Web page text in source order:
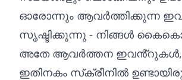
ഓരോന്നും ആവർത്തിക്കുന്ന
സൃഷ്ടിക്കുന്നു - നിങ്ങൾ
അതേ ആവർത്തന ഇവൻ്റുകൾ,
ഇതിനകം സ്‌ക്രീനിൽ